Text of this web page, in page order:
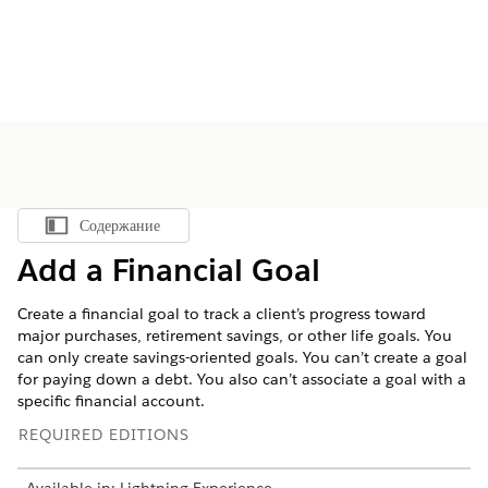
Показать содержание
Содержание
Add a Financial Goal
Create a financial goal to track a client’s progress toward
major purchases, retirement savings, or other life goals. You
can only create savings-oriented goals. You can’t create a goal
for paying down a debt. You also can’t associate a goal with a
specific financial account.
REQUIRED EDITIONS